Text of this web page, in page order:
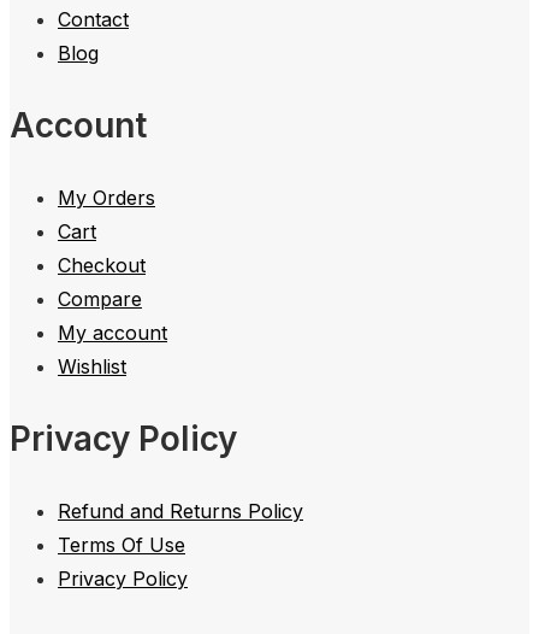
Contact
Blog
Account
My Orders
Cart
Checkout
Compare
My account
Wishlist
Privacy Policy
Refund and Returns Policy
Terms Of Use
Privacy Policy